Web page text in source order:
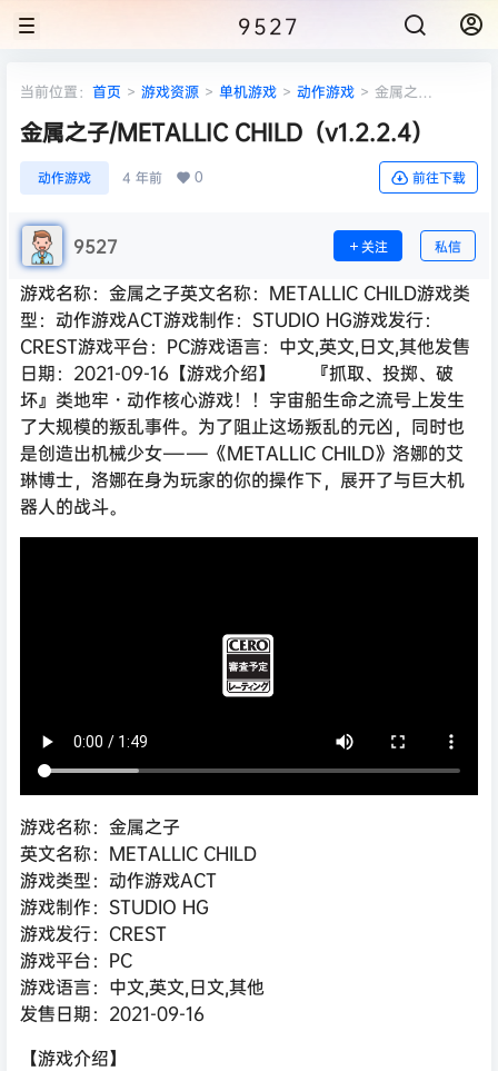
9527
当前位置： 首页 > 游戏资源 > 单机游戏 > 动作游戏 > 金属之
金属之子/METALLIC CHILD（v1.2.2.4）
动作游戏 4 年前 0 前往下载
9527 关注 私信
游戏名称：金属之子英文名称：METALLIC CHILD游戏类
型：动作游戏ACT游戏制作：STUDIO HG游戏发行：
CREST游戏平台：PC游戏语言：中文,英文,日文,其他发售
日期：2021-09-16【游戏介绍】 『抓取、投掷、破
坏』类地牢・动作核心游戏！！宇宙船生命之流号上发生
了大规模的叛乱事件。为了阻止这场叛乱的元凶，同时也
是创造出机械少女――《METALLIC CHILD》洛娜的艾
琳博士，洛娜在身为玩家的你的操作下，展开了与巨大机
器人的战斗。
游戏名称：金属之子
英文名称：METALLIC CHILD
游戏类型：动作游戏ACT
游戏制作：STUDIO HG
游戏发行：CREST
游戏平台：PC
游戏语言：中文,英文,日文,其他
发售日期：2021-09-16
【游戏介绍】